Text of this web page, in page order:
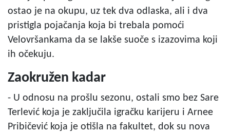
ostao je na okupu, uz tek dva odlaska, ali i dva
pristigla pojačanja koja bi trebala pomoći
Velovršankama da se lakše suoče s izazovima koji
ih očekuju.
Zaokružen kadar
- U odnosu na prošlu sezonu, ostali smo bez Sare
Terlević koja je zaključila igračku karijeru i Arnee
Pribičević koja je otišla na fakultet, dok su nova